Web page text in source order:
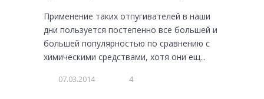
Применение таких отпугивателей в наши
дни пользуется постепенно все большей и
большей популярностью по сравнению с
химическими средствами, хотя они ещ...
07.03.2014 4